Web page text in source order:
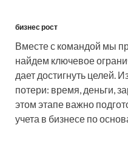
бизнес рост
Вместе с командой мы
найдем ключевое
дает достигнуть целей.
потери: время, деньги,
этом этапе важно
учета в бизнесе по